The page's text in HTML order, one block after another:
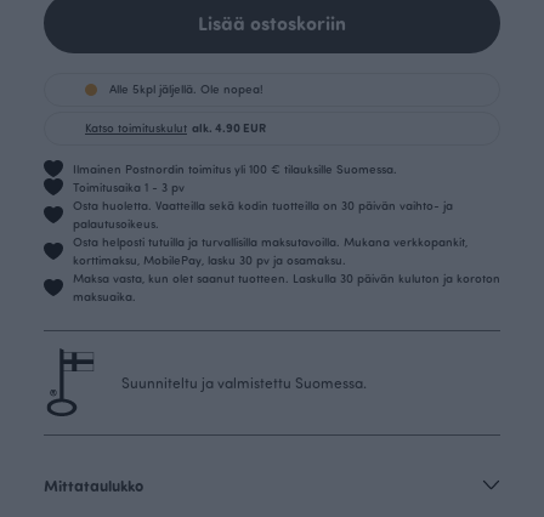
Lisää ostoskoriin
Alle 5kpl jäljellä. Ole nopea!
Katso toimituskulut alk. 4.90 EUR
Ilmainen Postnordin toimitus yli 100 € tilauksille Suomessa.
Toimitusaika 1 - 3 pv
Osta huoletta. Vaatteilla sekä kodin tuotteilla on 30 päivän vaihto- ja
palautusoikeus.
Osta helposti tutuilla ja turvallisilla maksutavoilla. Mukana verkkopankit,
korttimaksu, MobilePay, lasku 30 pv ja osamaksu.
Maksa vasta, kun olet saanut tuotteen. Laskulla 30 päivän kuluton ja koroton
maksuaika.
Suunniteltu ja valmistettu Suomessa.
Mittataulukko